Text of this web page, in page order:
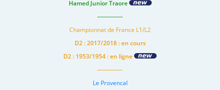
Hamed Junior Traore
-------------
Championnat de France L1/L2
D2 : 2017/2018 : en cours
D2 : 1953/1954 : en ligne
-------------
Le Provencal